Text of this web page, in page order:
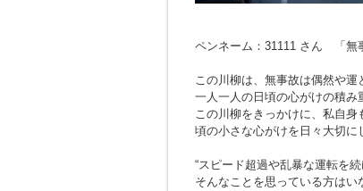
ペンネーム：31111 さん 「
この川柳は、無事故は偶然や運
一人一人の日頃の心がけの積み
この川柳をきっかけに、私自
頃の小さな心がけを日々大切に
“スピード超過や乱暴な運転を
そんなことを思っている方はい